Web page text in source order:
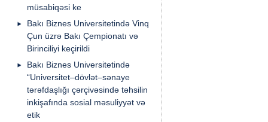
müsabiqəsi ke
Bakı Biznes Universitetində Vinq
Çun üzrə Bakı Çempionatı və
Birinciliyi keçirildi
Bakı Biznes Universitetində
“Universitet–dövlət–sənaye
tərəfdaşlığı çərçivəsində təhsilin
inkişafında sosial məsuliyyət və
etik